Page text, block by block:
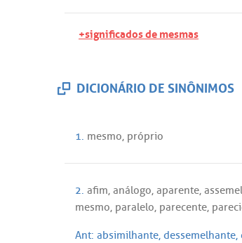
+significados de mesmas
DICIONÁRIO DE SINÔNIMOS
1. mesmo, próprio
2. afim, análogo, aparente,
mesmo, paralelo, parecente,
Ant: absimilhante, dessemelhante,